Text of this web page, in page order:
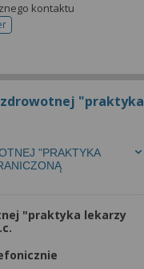
kontaktu
do rejestracji
zdrowotnej "praktyka
"PRAKTYKA
"praktyka lekarzy